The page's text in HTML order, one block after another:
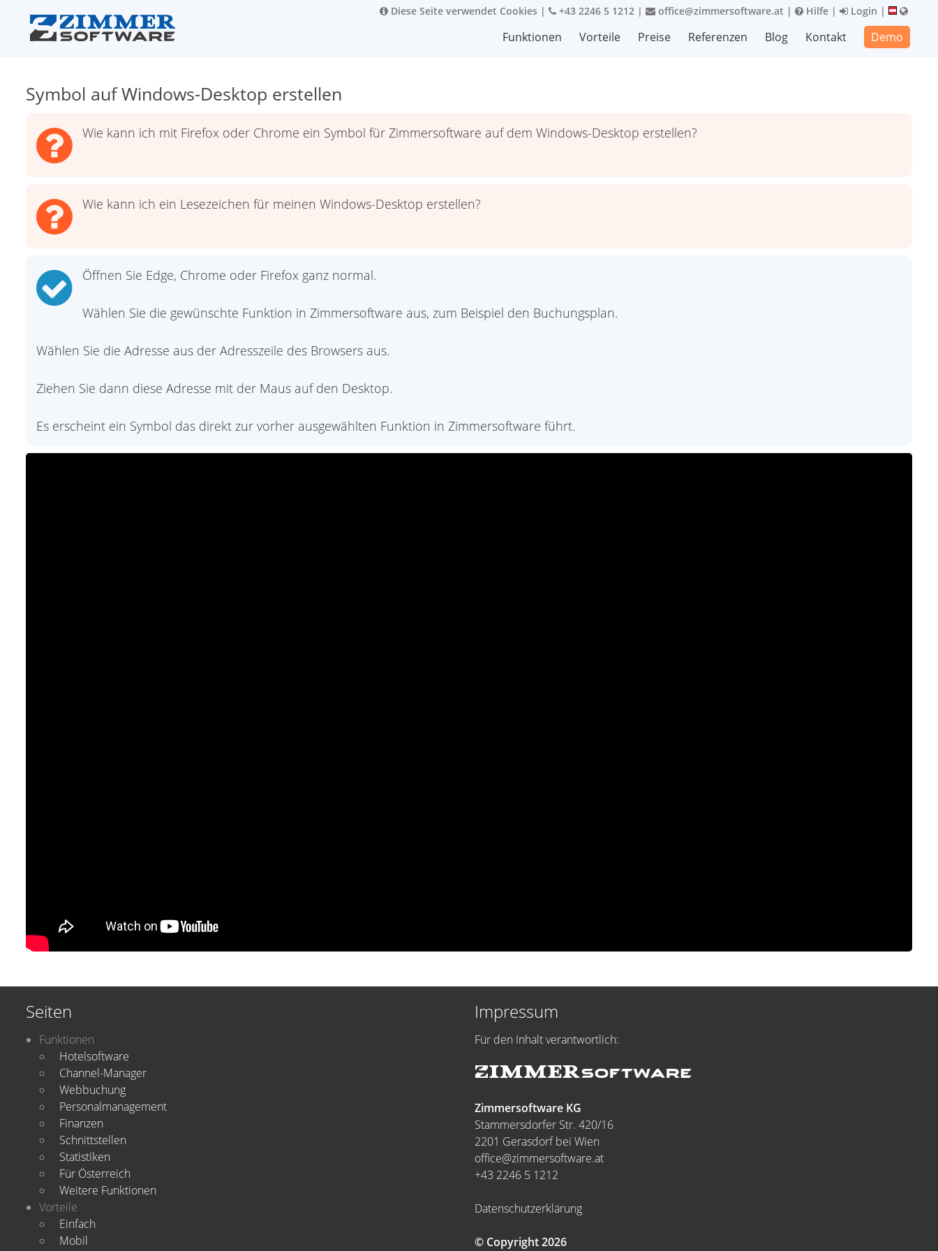
Diese Seite verwendet Cookies | +43 2246 5 1212 | office@zimmersoftware.at | Hilfe | Login |
Funktionen Vorteile Preise Referenzen Blog Kontakt Demo
Symbol auf Windows-Desktop erstellen
Wie kann ich mit Firefox oder Chrome ein Symbol für Zimmersoftware auf dem Windows-Desktop erstellen?
Wie kann ich ein Lesezeichen für meinen Windows-Desktop erstellen?
Öffnen Sie Edge, Chrome oder Firefox ganz normal.
Wählen Sie die gewünschte Funktion in Zimmersoftware aus, zum Beispiel den Buchungsplan.
Wählen Sie die Adresse aus der Adresszeile des Browsers aus.
Ziehen Sie dann diese Adresse mit der Maus auf den Desktop.
Es erscheint ein Symbol das direkt zur vorher ausgewählten Funktion in Zimmersoftware führt.
Seiten
Funktionen
Hotelsoftware
Channel-Manager
Webbuchung
Personalmanagement
Finanzen
Schnittstellen
Statistiken
Für Österreich
Weitere Funktionen
Vorteile
Einfach
Mobil
Impressum
Für den Inhalt verantwortlich:
Zimmersoftware KG
Stammersdorfer Str. 420/16
2201 Gerasdorf bei Wien
office@zimmersoftware.at
+43 2246 5 1212
Datenschutzerklärung
© Copyright 2026